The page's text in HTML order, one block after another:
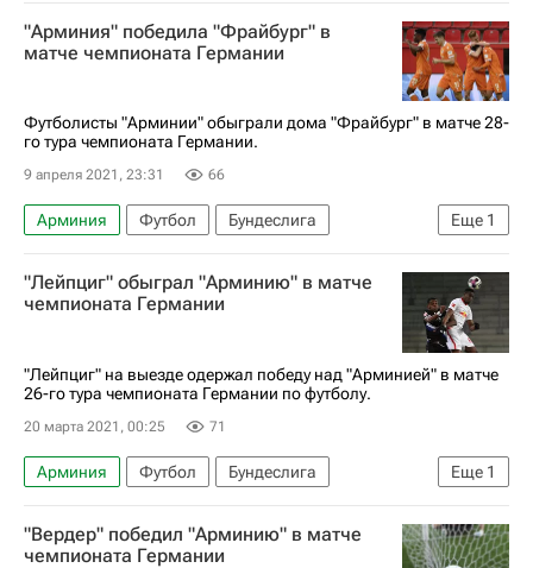
"Арминия" победила "Фрайбург" в
матче чемпионата Германии
Футболисты "Арминии" обыграли дома "Фрайбург" в матче 28-
го тура чемпионата Германии.
9 апреля 2021, 23:31 66
Еще 1
Арминия Футбол
Бундеслига
Фрайбург
"Лейпциг" обыграл "Арминию" в матче
чемпионата Германии
"Лейпциг" на выезде одержал победу над "Арминией" в матче
26-го тура чемпионата Германии по футболу.
20 марта 2021, 00:25 71
Еще 1
Арминия Футбол
Бундеслига
РБ Лейпциг
"Вердер" победил "Арминию" в матче
чемпионата Германии